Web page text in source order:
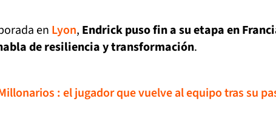
en Lyon, Endrick puso fin a su etapa en
de resiliencia y transformación.
: el jugador que vuelve al equipo tras su